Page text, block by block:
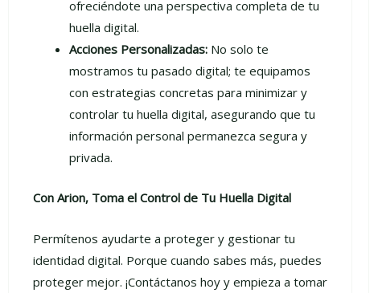
ofreciéndote una perspectiva completa de tu
huella digital.
Acciones Personalizadas: No solo te
mostramos tu pasado digital; te equipamos
con estrategias concretas para minimizar y
controlar tu huella digital, asegurando que tu
información personal permanezca segura y
privada.
Con Arion, Toma el Control de Tu Huella Digital
Permítenos ayudarte a proteger y gestionar tu
identidad digital. Porque cuando sabes más, puedes
proteger mejor. ¡Contáctanos hoy y empieza a tomar